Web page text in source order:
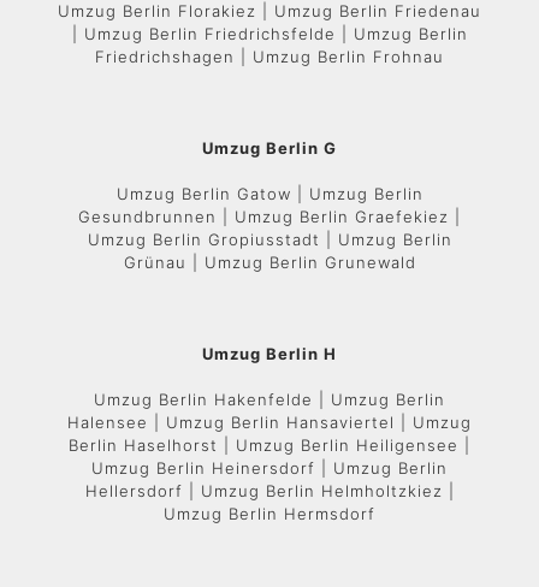
Umzug Berlin Florakiez | Umzug Berlin Friedenau
| Umzug Berlin Friedrichsfelde | Umzug Berlin
Friedrichshagen | Umzug Berlin Frohnau
Umzug Berlin G
Umzug Berlin Gatow | Umzug Berlin
Gesundbrunnen | Umzug Berlin Graefekiez |
Umzug Berlin Gropiusstadt | Umzug Berlin
Grünau | Umzug Berlin Grunewald
Umzug Berlin H
Umzug Berlin Hakenfelde | Umzug Berlin
Halensee | Umzug Berlin Hansaviertel | Umzug
Berlin Haselhorst | Umzug Berlin Heiligensee |
Umzug Berlin Heinersdorf | Umzug Berlin
Hellersdorf | Umzug Berlin Helmholtzkiez |
Umzug Berlin Hermsdorf